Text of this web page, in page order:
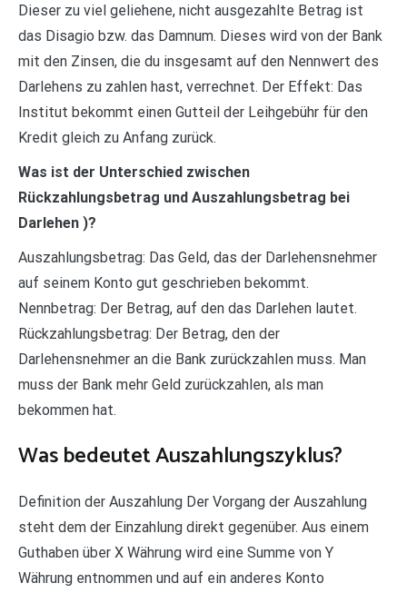
Dieser zu viel geliehene, nicht ausgezahlte Betrag ist
das Disagio bzw. das Damnum. Dieses wird von der Bank
mit den Zinsen, die du insgesamt auf den Nennwert des
Darlehens zu zahlen hast, verrechnet. Der Effekt: Das
Institut bekommt einen Gutteil der Leihgebühr für den
Kredit gleich zu Anfang zurück.
Was ist der Unterschied zwischen
Rückzahlungsbetrag und Auszahlungsbetrag bei
Darlehen )?
Auszahlungsbetrag: Das Geld, das der Darlehensnehmer
auf seinem Konto gut geschrieben bekommt.
Nennbetrag: Der Betrag, auf den das Darlehen lautet.
Rückzahlungsbetrag: Der Betrag, den der
Darlehensnehmer an die Bank zurückzahlen muss. Man
muss der Bank mehr Geld zurückzahlen, als man
bekommen hat.
Was bedeutet Auszahlungszyklus?
Definition der Auszahlung Der Vorgang der Auszahlung
steht dem der Einzahlung direkt gegenüber. Aus einem
Guthaben über X Währung wird eine Summe von Y
Währung entnommen und auf ein anderes Konto